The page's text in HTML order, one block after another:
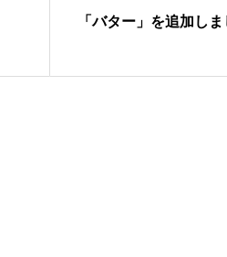
「バター」を追加しま